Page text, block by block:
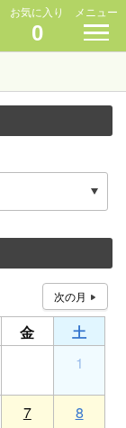
お気に入り
0
メニュー
金
土
1
7 8